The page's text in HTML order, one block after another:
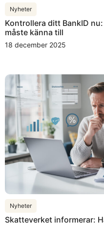
Nyheter
Kontrollera ditt BankID
måste känna till
18 december 2025
Nyheter
Skatteverket informerar: